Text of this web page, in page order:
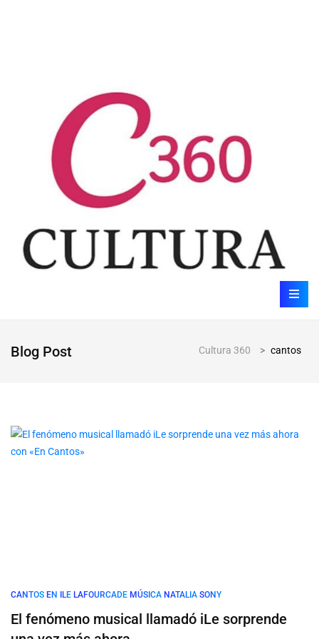
Blog Post Cultura 360 > cantos
CANTOS EN ILE LAFOURCADE MÚSICA NATALIA SONY
El fenómeno musical llamadó iLe sorprende